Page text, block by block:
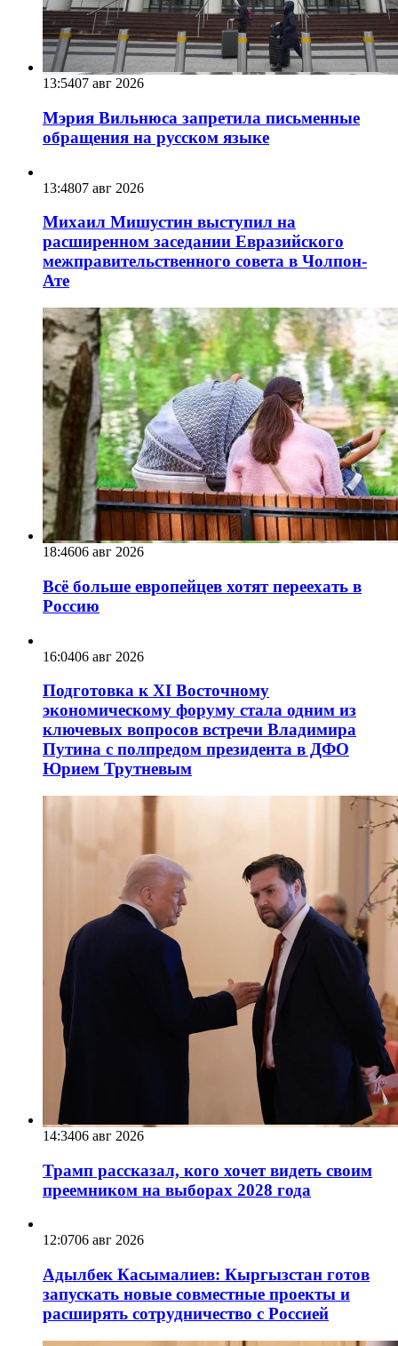
13:5407 авг 2026
Мэрия Вильнюса запретила письменные
обращения на русском языке
13:4807 авг 2026
Михаил Мишустин выступил на
расширенном заседании Евразийского
межправительственного совета в Чолпон-
Ате
18:4606 авг 2026
Всё больше европейцев хотят переехать в
Россию
16:0406 авг 2026
Подготовка к XI Восточному
экономическому форуму стала одним из
ключевых вопросов встречи Владимира
Путина с полпредом президента в ДФО
Юрием Трутневым
14:3406 авг 2026
Трамп рассказал, кого хочет видеть своим
преемником на выборах 2028 года
12:0706 авг 2026
Адылбек Касымалиев: Кыргызстан готов
запускать новые совместные проекты и
расширять сотрудничество с Россией